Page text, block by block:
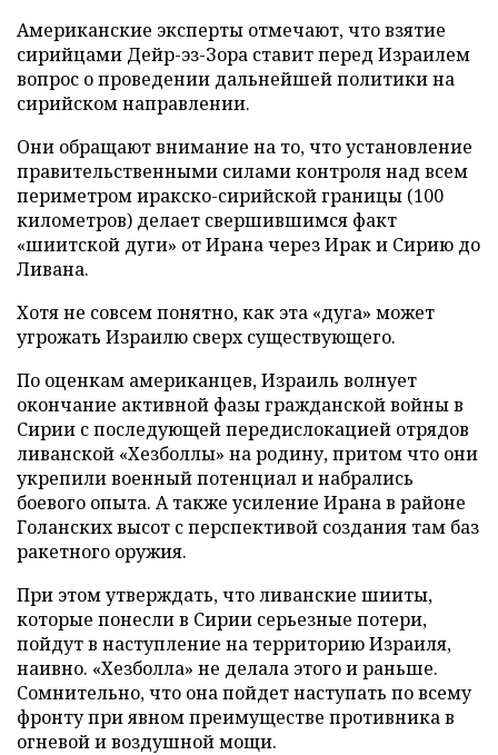
Американские эксперты отмечают, что взятие
сирийцами Дейр-эз-Зора ставит перед Израилем
вопрос о проведении дальнейшей политики на
сирийском направлении.
Они обращают внимание на то, что установление
правительственными силами контроля над всем
периметром иракско-сирийской границы (100
километров) делает свершившимся факт
«шиитской дуги» от Ирана через Ирак и Сирию до
Ливана.
Хотя не совсем понятно, как эта «дуга» может
угрожать Израилю сверх существующего.
По оценкам американцев, Израиль волнует
окончание активной фазы гражданской войны в
Сирии с последующей передислокацией отрядов
ливанской «Хезболлы» на родину, притом что они
укрепили военный потенциал и набрались
боевого опыта. А также усиление Ирана в районе
Голанских высот с перспективой создания там баз
ракетного оружия.
При этом утверждать, что ливанские шииты,
которые понесли в Сирии серьезные потери,
пойдут в наступление на территорию Израиля,
наивно. «Хезболла» не делала этого и раньше.
Сомнительно, что она пойдет наступать по всему
фронту при явном преимуществе противника в
огневой и воздушной мощи.